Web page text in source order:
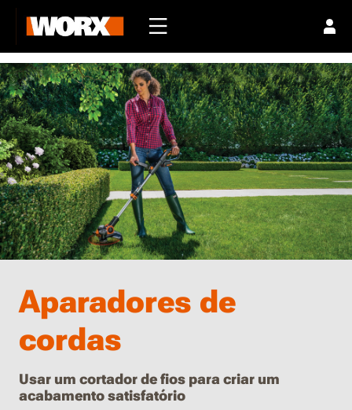
Aparadores de
cordas
Usar um cortador de fios para criar um
acabamento satisfatório